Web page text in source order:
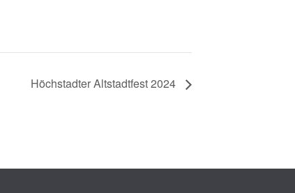
Höchstadter Altstadtfest 2024